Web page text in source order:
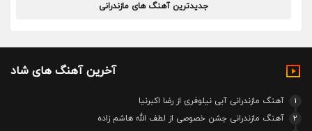
جدیدترین آهنگ های مازندرانی
آخرین آهنگ های شاد
1
آهنگ مازندرانی آبی نیلوفری از رضا اکبرنیا
2
آهنگ مازندرانی جشن خصوصی از لطف الله هاشم زاده